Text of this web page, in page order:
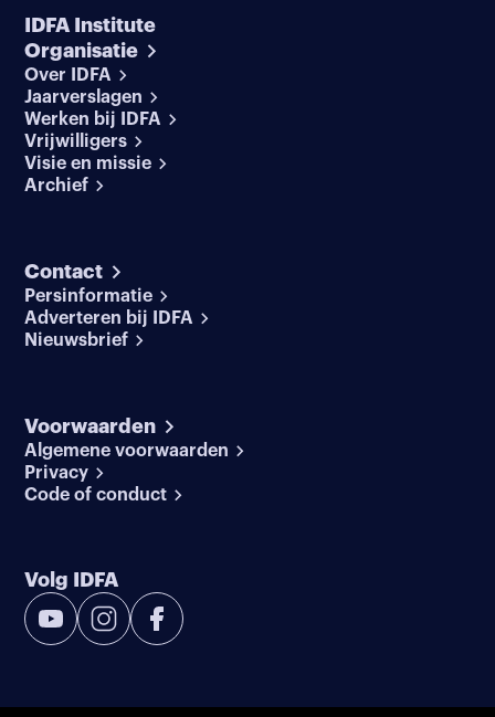
IDFA Institute
Organisatie
Over IDFA
Jaarverslagen
Werken bij IDFA
Vrijwilligers
Visie en missie
Archief
Contact
Persinformatie
Adverteren bij IDFA
Nieuwsbrief
Voorwaarden
Algemene voorwaarden
Privacy
Code of conduct
Volg IDFA